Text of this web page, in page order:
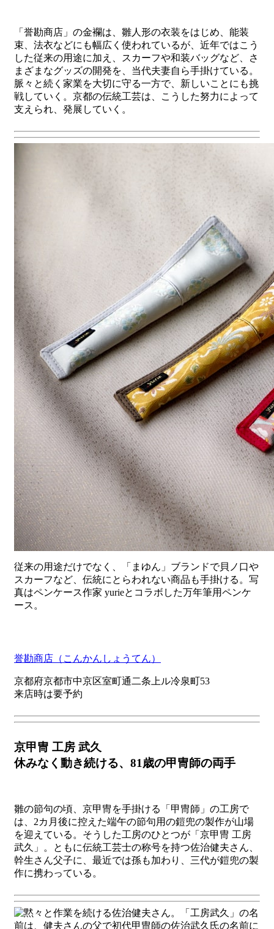
「誉勘商店」の金襴は、雛人形の衣装をはじめ、能装
束、法衣などにも幅広く使われているが、近年ではこう
した従来の用途に加え、スカーフや和装バッグなど、さ
まざまなグッズの開発を、当代夫妻自ら手掛けている。
脈々と続く家業を大切に守る一方で、新しいことにも挑
戦していく。京都の伝統工芸は、こうした努力によって
支えられ、発展していく。
従来の用途だけでなく、「まゆん」ブランドで貝ノ口や
スカーフなど、伝統にとらわれない商品も手掛ける。写
真はペンケース作家 yurieとコラボした万年筆用ペンケ
ース。
誉勘商店（こんかんしょうてん）
京都府京都市中京区室町通二条上ル冷泉町53
来店時は要予約
京甲冑 工房 武久
休みなく動き続ける、81歳の甲冑師の両手
雛の節句の頃、京甲冑を手掛ける「甲冑師」の工房で
は、2カ月後に控えた端午の節句用の鎧兜の製作が山場
を迎えている。そうした工房のひとつが「京甲冑 工房
武久」。ともに伝統工芸士の称号を持つ佐治健夫さん、
幹生さん父子に、最近では孫も加わり、三代が鎧兜の製
作に携わっている。